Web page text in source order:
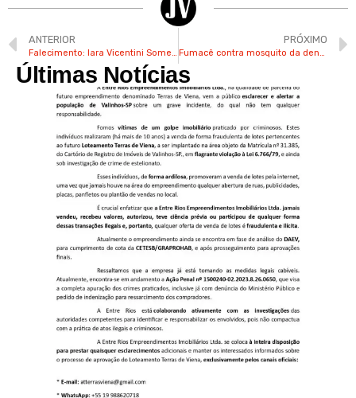
ANTERIOR PRÓXIMO
Últimas Notícias